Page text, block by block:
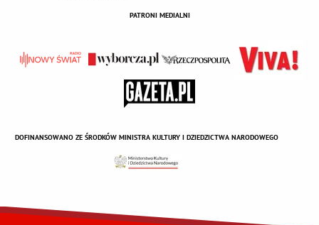
PATRONI MEDIALNI
DOFINANSOWANO ZE ŚRODKÓW MINISTRA KULTURY I DZIEDZICTWA NARODOWEGO